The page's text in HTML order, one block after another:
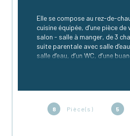
8 Pièce(s) 5
Elle se compose au rez-de-
cuisine équipée, d’une pièce
salon - salle à manger, de 3
suite parentale avec salle
salle d’eau, d’un WC, d’une
un garage double, et un